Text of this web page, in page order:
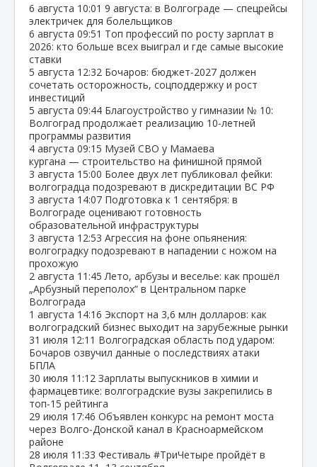
6 августа 10:01 9 августа: в Волгограде — спецрейсы
электричек для болельщиков
6 августа 09:51 Топ профессий по росту зарплат в
2026: кто больше всех выиграл и где самые высокие
ставки
5 августа 12:32 Бочаров: бюджет‑2027 должен
сочетать осторожность, соцподдержку и рост
инвестиций
5 августа 09:44 Благоустройство у гимназии № 10:
Волгоград продолжает реализацию 10‑летней
программы развития
4 августа 09:15 Музей СВО у Мамаева
кургана — строительство на финишной прямой
3 августа 15:00 Более двух лет публиковал фейки:
волгоградца подозревают в дискредитации ВС РФ
3 августа 14:07 Подготовка к 1 сентября: в
Волгограде оценивают готовность
образовательной инфраструктуры
3 августа 12:53 Агрессия на фоне опьянения:
волгоградку подозревают в нападении с ножом на
прохожую
2 августа 11:45 Лето, арбузы и веселье: как прошёл
„Арбузный переполох“ в Центральном парке
Волгограда
1 августа 14:16 Экспорт на 3,6 млн долларов: как
волгоградский бизнес выходит на зарубежные рынки
31 июля 12:11 Волгоградская область под ударом:
Бочаров озвучил данные о последствиях атаки
БПЛА
30 июля 11:12 Зарплаты выпускников в химии и
фармацевтике: волгоградские вузы закрепились в
топ‑15 рейтинга
29 июля 17:46 Объявлен конкурс на ремонт моста
через Волго‑Донской канал в Красноармейском
районе
28 июля 11:33 Фестиваль #ТриЧетыре пройдёт в